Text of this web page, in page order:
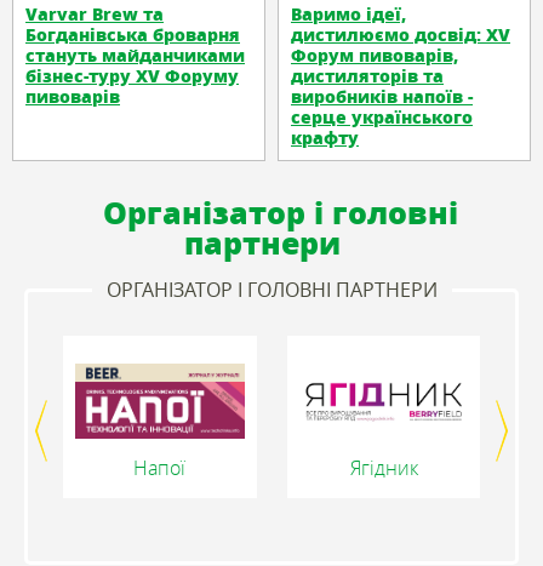
Varvar Brew та
Богданівська броварня
стануть майданчиками
бізнес-туру XV Форуму
пивоварів
Варимо ідеї,
дистилюємо досвід: XV
Форум пивоварів,
дистиляторів та
виробників напоїв -
серце українського
крафту
Організатор і головні
партнери
ОРГАНІЗАТОР І ГОЛОВНІ ПАРТНЕРИ
Напої Ягідник